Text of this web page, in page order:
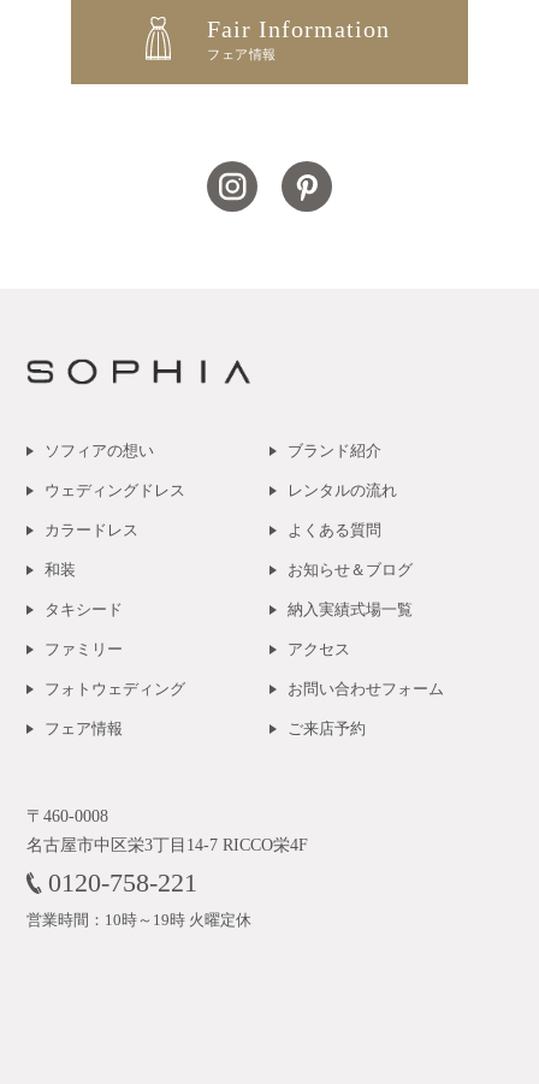
Fair Information
フェア情報
ソフィアの想い
ウェディングドレス
カラードレス
和装
タキシード
ファミリー
フォトウェディング
フェア情報
ブランド紹介
レンタルの流れ
よくある質問
お知らせ＆ブログ
納入実績式場一覧
アクセス
お問い合わせフォーム
ご来店予約
〒460-0008
名古屋市中区栄3丁目14-7 RICCO栄4F
0120-758-221
営業時間：10時～19時 火曜定休